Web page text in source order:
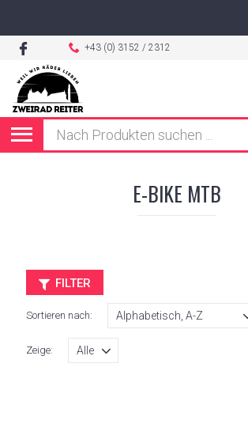
+43 (0) 3152 / 2312
E-BIKE MTB
FILTER
Sortieren nach:
Zeige: